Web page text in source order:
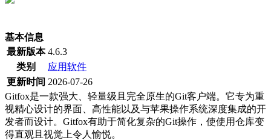
基本信息
最新版本 4.6.3
类别
应用软件
更新时间 2026-07-26
Gitfox是一款强大、轻量级且完全原生的Git客户端。它专为重
视精心设计的界面、高性能以及与苹果操作系统深度集成的开
发者而设计。Gitfox有助于简化复杂的Git操作，使使用仓库变
得直观且视觉上令人愉悦。